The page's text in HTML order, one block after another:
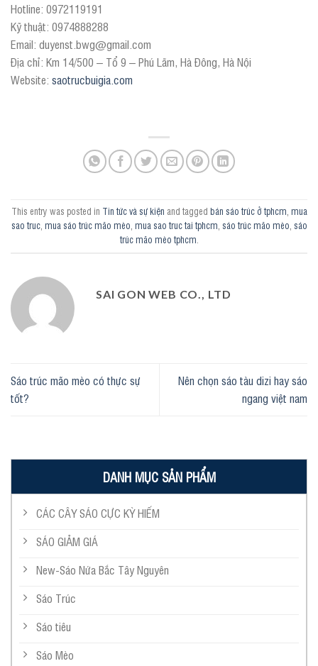
DANH MỤC SẢN PHẨM
CÁC CÂY SÁO CỰC KỲ HIẾM
SÁO GIẢM GIÁ
New-Sáo Nứa Bắc Tây Nguyên
Sáo Trúc
Sáo tiêu
Sáo Mèo
Hotline: 0972119191
Kỹ thuật: 0974888288
Email: duyenst.bwg@gmail.com
Địa chỉ: Km 14/500 – Tổ 9 – Phú Lãm, Hà Đông, Hà Nội
Website: saotrucbuigia.com
This entry was posted in Tin tức và sự kiện and tagged bán sáo trúc ở tphcm, mua
sao truc, mua sáo trúc mão mèo, mua sao truc tai tphcm, sáo trúc mão mèo, sáo
trúc mão mèo tphcm.
SAI GON WEB CO., LTD
Sáo trúc mão mèo có thực sự
tốt?
Nên chọn sáo tàu dizi hay sáo
ngang việt nam